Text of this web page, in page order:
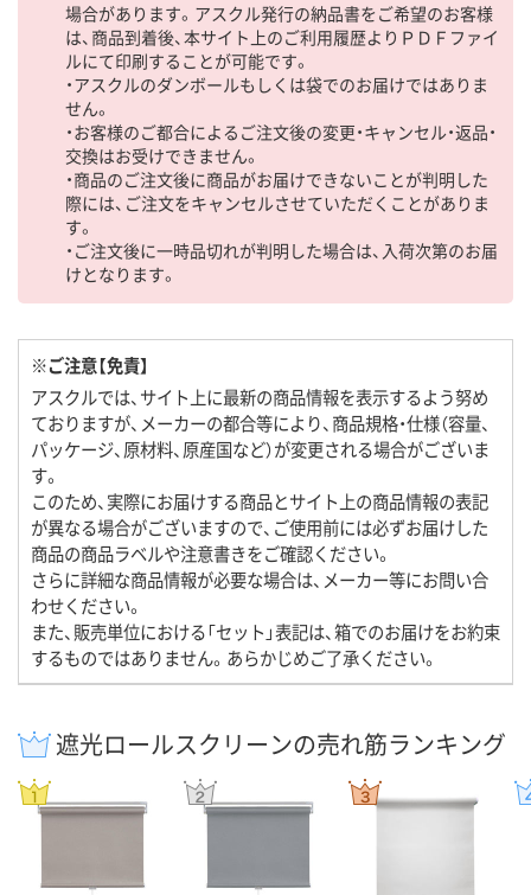
場合があります。アスクル発行の納品書をご希望のお客様
は、商品到着後、本サイト上のご利用履歴よりＰＤＦファイ
ルにて印刷することが可能です。
・アスクルのダンボールもしくは袋でのお届けではありま
せん。
・お客様のご都合によるご注文後の変更・キャンセル・返品・
交換はお受けできません。
・商品のご注文後に商品がお届けできないことが判明した
際には、ご注文をキャンセルさせていただくことがありま
す。
・ご注文後に一時品切れが判明した場合は、入荷次第のお届
けとなります。
※ご注意【免責】
アスクルでは、サイト上に最新の商品情報を表示するよう努め
ておりますが、メーカーの都合等により、商品規格・仕様（容量、
パッケージ、原材料、原産国など）が変更される場合がございま
す。
このため、実際にお届けする商品とサイト上の商品情報の表記
が異なる場合がございますので、ご使用前には必ずお届けした
商品の商品ラベルや注意書きをご確認ください。
さらに詳細な商品情報が必要な場合は、メーカー等にお問い合
わせください。
また、販売単位における「セット」表記は、箱でのお届けをお約束
するものではありません。あらかじめご了承ください。
遮光ロールスクリーンの売れ筋ランキング